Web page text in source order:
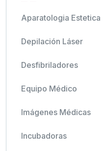
Aparatologia Estetica
Depilación Láser
Desfibriladores
Equipo Médico
Imágenes Médicas
Incubadoras